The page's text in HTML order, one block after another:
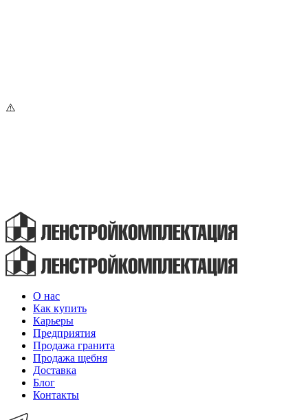
О нас
Как купить
Карьеры
Предприятия
Продажа гранита
Продажа щебня
Доставка
Блог
Контакты